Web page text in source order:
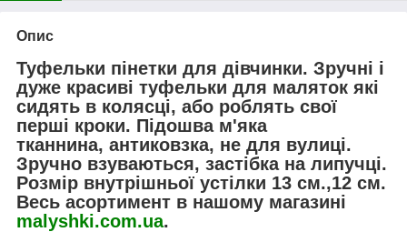
Опис
Туфельки пінетки для дівчинки. Зручні і
дуже красиві туфельки для маляток які
сидять в колясці, або роблять свої
перші кроки. Підошва м'яка
тканнина, антиковзка, не для вулиці.
Зручно взуваються, застібка на липучці.
Розмір внутрішньої устілки 13 см.,12 см.
Весь асортимент в нашому магазині
malyshki.com.ua.